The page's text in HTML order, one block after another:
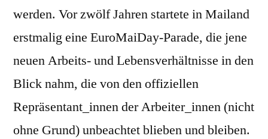
werden. Vor zwölf Jahren startete in Mailand
erstmalig eine EuroMaiDay-Parade, die jene
neuen Arbeits- und Lebensverhältnisse in den
Blick nahm, die von den offiziellen
Repräsentant_innen der Arbeiter_innen (nicht
ohne Grund) unbeachtet blieben und bleiben.